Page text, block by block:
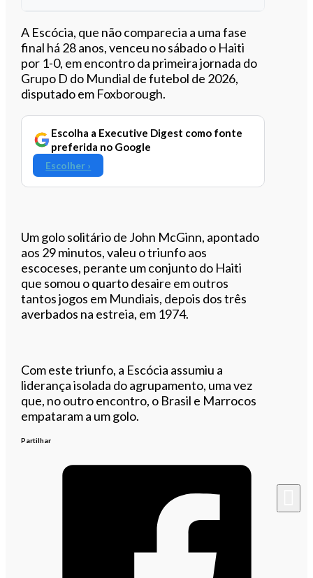
Ouvir este artigo
A Escócia, que não comparecia a uma fase
final há 28 anos, venceu no sábado o Haiti
por 1-0, em encontro da primeira jornada do
Grupo D do Mundial de futebol de 2026,
disputado em Foxborough.
Escolha a Executive Digest como fonte
preferida no Google
Escolher ›
Um golo solitário de John McGinn, apontado
aos 29 minutos, valeu o triunfo aos
escoceses, perante um conjunto do Haiti
que somou o quarto desaire em outros
tantos jogos em Mundiais, depois dos três
averbados na estreia, em 1974.
Com este triunfo, a Escócia assumiu a
liderança isolada do agrupamento, uma vez
que, no outro encontro, o Brasil e Marrocos
empataram a um golo.
Partilhar